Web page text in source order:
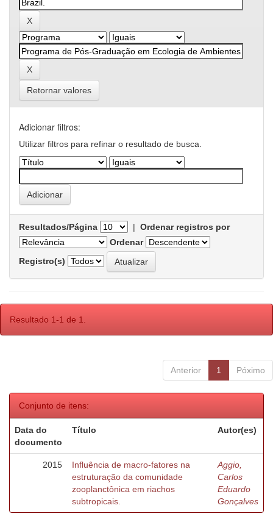
Retornar valores
Adicionar filtros:
Utilizar filtros para refinar o resultado de busca.
Resultados/Página | Ordenar registros por
Ordenar
Registro(s)
Resultado 1-1 de 1.
Anterior 1 Póximo
Conjunto de itens:
Data do
documento
Título Autor(es)
2015
Influência de macro-fatores na
estruturação da comunidade
zooplanctônica em riachos
subtropicais.
Aggio,
Carlos
Eduardo
Gonçalves